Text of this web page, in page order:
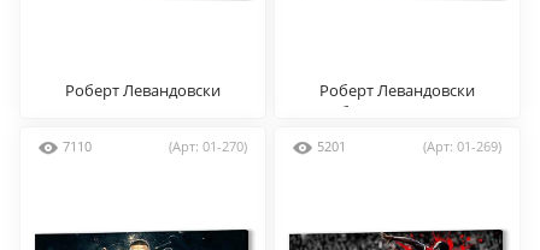
Роберт Левандовски
Роберт Левандовски
сборная Польши
7110 (Арт: 01-270) 5201 (Арт: 01-269)